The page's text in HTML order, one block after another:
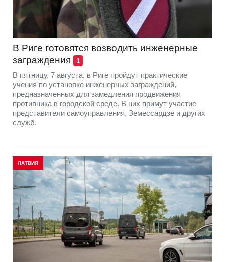
В Риге готовятся возводить инженерные
заграждения
1
В пятницу, 7 августа, в Риге пройдут практические
учения по установке инженерных заграждений,
предназначенных для замедления продвижения
противника в городской среде. В них примут участие
представители самоуправления, Земессардзе и других
служб.
ЛАТВИЯ